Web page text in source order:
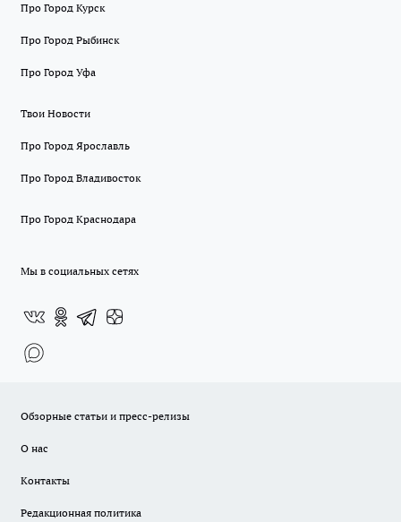
Про Город Курск
Про Город Рыбинск
Про Город Уфа
Твои Новости
Про Город Ярославль
Про Город Владивосток
Про Город Краснодара
Мы в социальных сетях
Обзорные статьи и пресс-релизы
О нас
Контакты
Редакционная политика